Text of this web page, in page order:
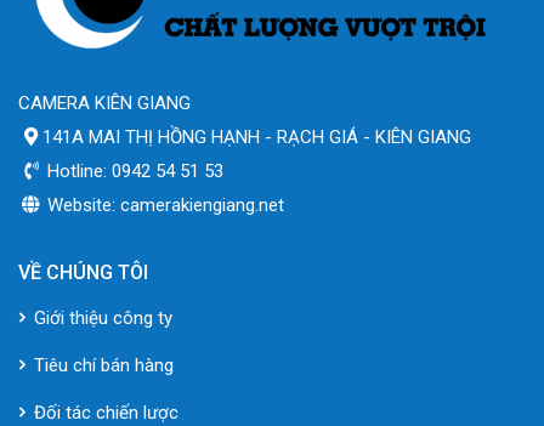
CAMERA KIÊN GIANG
141A MAI THỊ HỒNG HẠNH - RẠCH GIÁ - KIÊN GIANG
Hotline: 0942 54 51 53
Website: camerakiengiang.net
VỀ CHÚNG TÔI
Giới thiệu công ty
Tiêu chí bán hàng
Đối tác chiến lược